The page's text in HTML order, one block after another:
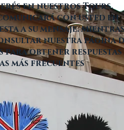
en nuestros Tours.
con usted en
a su mensaje.
nuestra página
obtener respuestas
más frecuentes